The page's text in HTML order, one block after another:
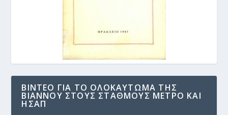
ΒΊΝΤΕΟ ΓΙΑ ΤΟ ΟΛΟΚΑΎΤΩΜΑ ΤΗΣ
ΒΙΆΝΝΟΥ ΣΤΟΥΣ ΣΤΑΘΜΟΎΣ ΜΕΤΡΟ ΚΑΙ
ΗΣΑΠ